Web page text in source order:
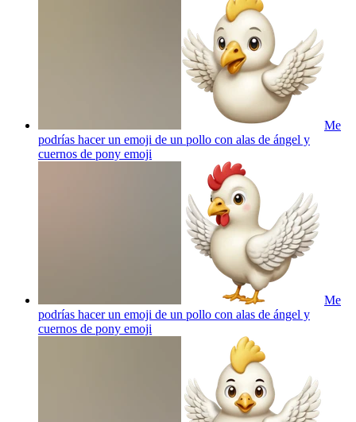
Me
podrías hacer un emoji de un pollo con alas de ángel y
cuernos de pony emoji
Me
podrías hacer un emoji de un pollo con alas de ángel y
cuernos de pony emoji